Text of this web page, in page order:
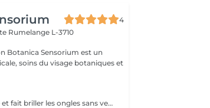
4
Rumelange L-3710
soins du visage botaniques et
Un soin naturel qui nourrit, fortifie et fait briller les ongles sans vernis. Grâce à une pâte enrichie en cire d'abeille, kératine et minéraux, suivie d'une poudre de perle protectrice, les ongles retrouvent force, éclat et un fini brillant naturel.